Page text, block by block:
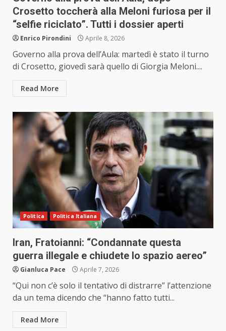
Crosetto toccherà alla Meloni furiosa per il
“selfie riciclato”. Tutti i dossier aperti
Enrico Pirondini Aprile 8, 2026
Governo alla prova dell’Aula: martedì è stato il turno
di Crosetto, giovedì sarà quello di Giorgia Meloni....
Read More
Politica Politica Italiana
Iran, Fratoianni: “Condannate questa
guerra illegale e chiudete lo spazio aereo”
Gianluca Pace Aprile 7, 2026
“Qui non c’è solo il tentativo di distrarre” l’attenzione
da un tema dicendo che “hanno fatto tutti...
Read More